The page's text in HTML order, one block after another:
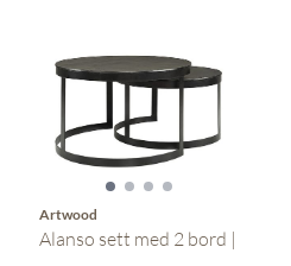
Artwood
Alanso sett med 2 bord |